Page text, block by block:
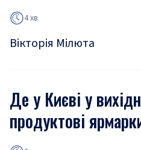
4 хв
Вікторія Мілюта
Де у Києві у
продуктові